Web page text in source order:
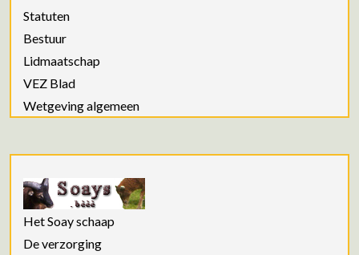
Statuten
Bestuur
Lidmaatschap
VEZ Blad
Wetgeving algemeen
Het Soay schaap
De verzorging